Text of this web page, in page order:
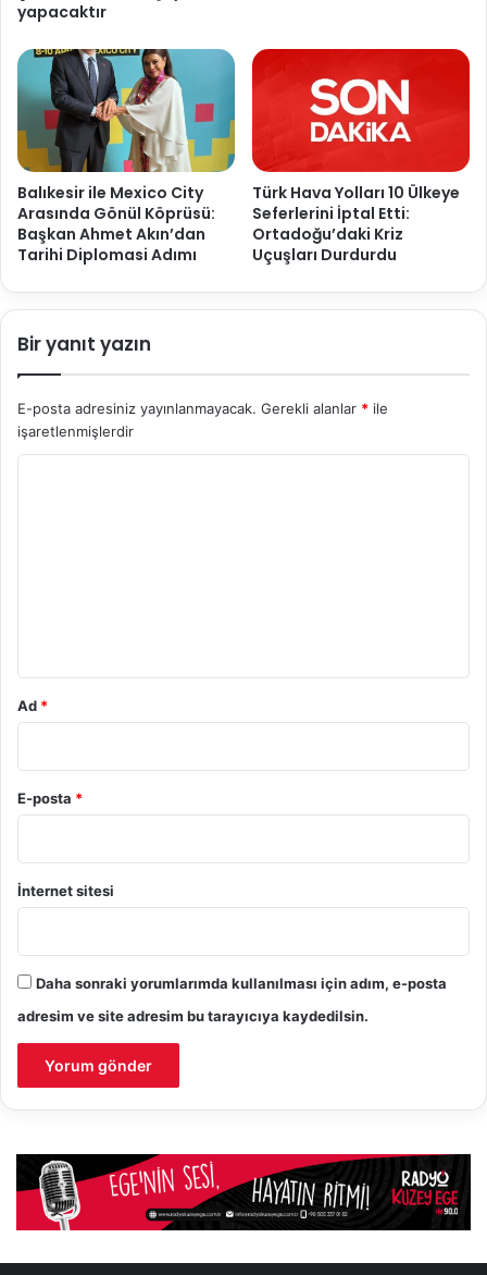
yapacaktır
Balıkesir ile Mexico City
Arasında Gönül Köprüsü:
Başkan Ahmet Akın’dan
Tarihi Diplomasi Adımı
Türk Hava Yolları 10 Ülkeye
Seferlerini İptal Etti:
Ortadoğu’daki Kriz
Uçuşları Durdurdu
Bir yanıt yazın
E-posta adresiniz yayınlanmayacak. Gerekli alanlar * ile
işaretlenmişlerdir
Ad *
E-posta *
İnternet sitesi
Daha sonraki yorumlarımda kullanılması için adım, e-posta
adresim ve site adresim bu tarayıcıya kaydedilsin.